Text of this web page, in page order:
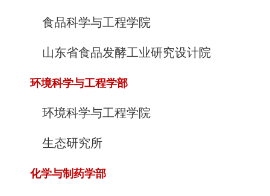
食品科学与工程学院
山东省食品发酵工业研究设计院
环境科学与工程学部
环境科学与工程学院
生态研究所
化学与制药学部